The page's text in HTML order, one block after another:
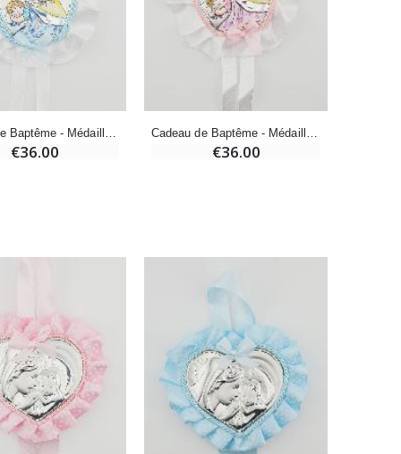
-10%
Bougie de Neuvaine Contre le Mal - Saint Michel
Cadeau de Baptême - Médaille de Berceau Ange Lanterne
€36.00
Cadeau de Baptême - Médaille de Berceau Ange Lanterne
€36.00